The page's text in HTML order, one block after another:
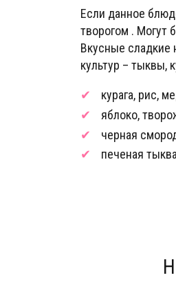
Если данное
творогом . Могут
Вкусные сладкие
культур – тыквы,
курага, рис,
яблоко,
черная
печеная